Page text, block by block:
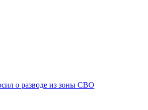
о разводе из зоны СВО